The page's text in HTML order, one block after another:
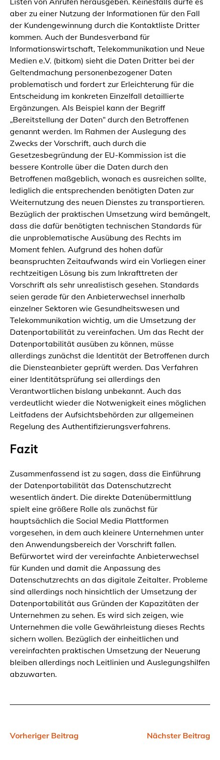
aber zu einer Nutzung der Informationen für den Fall
der Kundengewinnung durch die Kontaktliste Dritter
kommen. Auch der Bundesverband für
Informationswirtschaft, Telekommunikation und Neue
Medien e.V. (bitkom) sieht die Daten Dritter bei der
Geltendmachung personenbezogener Daten
problematisch und fordert zur Erleichterung für die
Entscheidung im konkreten Einzelfall detaillierte
Ergänzungen. Als Beispiel kann der Begriff
„Bereitstellung der Daten“ durch den Betroffenen
genannt werden. Im Rahmen der Auslegung des
Zwecks der Vorschrift, auch durch die
Gesetzesbegründung der EU-Kommission ist die
bessere Kontrolle über die Daten durch den
Betroffenen maßgeblich, wonach es ausreichen sollte,
lediglich die entsprechenden benötigten Daten zur
Weiternutzung des neuen Dienstes zu transportieren.
Bezüglich der praktischen Umsetzung wird bemängelt,
dass die dafür benötigten technischen Standards für
die unproblematische Ausübung des Rechts im
Moment fehlen. Aufgrund des hohen dafür
beanspruchten Zeitaufwands wird ein Vorliegen einer
rechtzeitigen Lösung bis zum Inkrafttreten der
Vorschrift als sehr unrealistisch gesehen. Standards
seien gerade für den Anbieterwechsel innerhalb
einzelner Sektoren wie Gesundheitswesen und
Telekommunikation wichtig, um die Umsetzung der
Datenportabilität zu vereinfachen. Um das Recht der
Datenportabilität ausüben zu können, müsse
allerdings zunächst die Identität der Betroffenen durch
die Diensteanbieter geprüft werden. Das Verfahren
einer Identitätsprüfung sei allerdings den
Verantwortlichen bislang unbekannt. Auch das
verdeutlicht wieder die Notwenigkeit eines möglichen
Leitfadens der Aufsichtsbehörden zur allgemeinen
Regelung des Authentifizierungsverfahrens.
Fazit
Zusammenfassend ist zu sagen, dass die Einführung
der Datenportabilität das Datenschutzrecht
wesentlich ändert. Die direkte Datenübermittlung
spielt eine größere Rolle als zunächst für
hauptsächlich die Social Media Plattformen
vorgesehen, in dem auch kleinere Unternehmen unter
den Anwendungsbereich der Vorschrift fallen.
Befürwortet wird der vereinfachte Anbieterwechsel
für Kunden und damit die Anpassung des
Datenschutzrechts an das digitale Zeitalter. Probleme
sind allerdings noch hinsichtlich der Umsetzung der
Datenportabilität aus Gründen der Kapazitäten der
Unternehmen zu sehen. Es wird sich zeigen, wie
Unternehmen die volle Gewährleistung dieses Rechts
sichern wollen. Bezüglich der einheitlichen und
vereinfachten praktischen Umsetzung der Neuerung
bleiben allerdings noch Leitlinien und Auslegungshilfen
abzuwarten.
Vorheriger Beitrag Nächster Beitrag